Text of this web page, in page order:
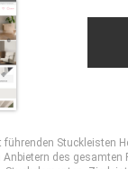
Stuckleisten
des gesamten